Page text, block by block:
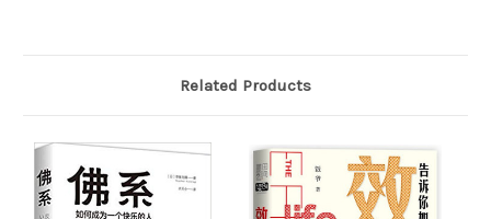
Related Products